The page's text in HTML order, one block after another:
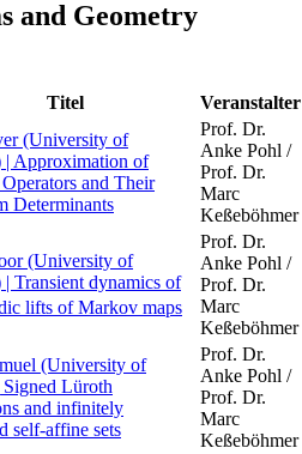
and Geometry
Titel Veranstalter
(University of
| Approximation of
and Their
Determinants
Prof. Dr.
Anke Pohl /
Prof. Dr.
Marc
Keßeböhmer
(University of
| Transient dynamics of
lifts of Markov maps
Prof. Dr.
Anke Pohl /
Prof. Dr.
Marc
Keßeböhmer
(University of
Lüroth
and infinitely
self-affine sets
Prof. Dr.
Anke Pohl /
Prof. Dr.
Marc
Keßeböhmer